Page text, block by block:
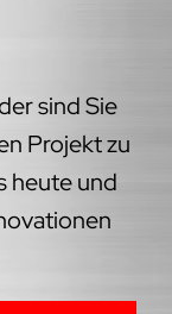
sind Sie
Projekt zu
heute und